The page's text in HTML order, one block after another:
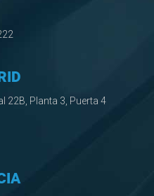
22B, Planta 3, Puerta 4